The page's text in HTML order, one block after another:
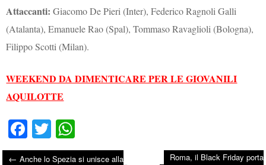
Attaccanti: Giacomo De Pieri (Inter), Federico Ragnoli Galli
(Atalanta), Emanuele Rao (Spal), Tommaso Ravaglioli (Bologna),
Filippo Scotti (Milan).
WEEKEND DA DIMENTICARE PER LE GIOVANILI
AQUILOTTE
Fa
ce
T
wiha
← Anche lo Spezia si unisce alla
Roma, il Black Friday porta